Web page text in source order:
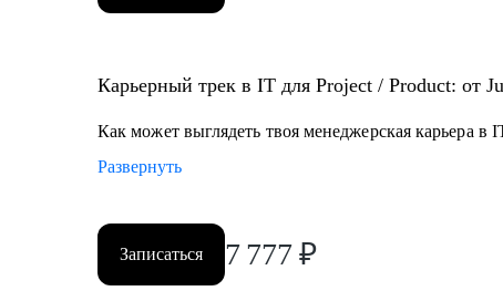
Карьерный трек в IT для Project / Product: от
Как может выглядеть твоя менеджерская карьера в
Развернуть
Записаться 7 777 ₽